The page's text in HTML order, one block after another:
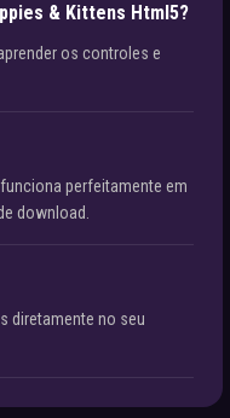
& Kittens Html5?
os controles e
perfeitamente em
download.
diretamente no seu